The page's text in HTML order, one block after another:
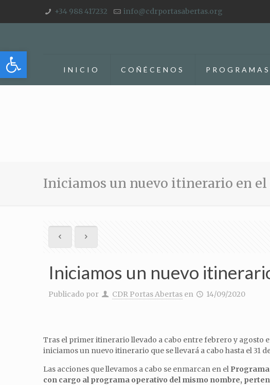
Abrir barra de herramientas
+34 988 417232 info@cdrportasabertas.org
INICIO COÑÉCENOS PROGRAMAS
Iniciamos un nuevo itinerario en el
Iniciamos un nuevo
Publicado por CDR Portas Abertas en 14/09/2020
Tras el primer itinerario llevado a cabo entre febrero y
iniciamos un nuevo itinerario que se llevará a cabo hasta el 31
Las acciones que llevamos a cabo se enmarcan en el Programa
con cargo al programa operativo del mismo nombre,